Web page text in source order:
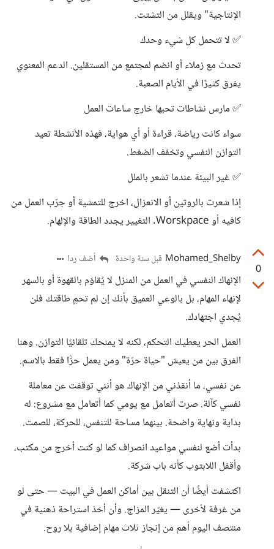
الإنتاجية" ويقلل من التشتت.
✅ لا تتحمل كل شيء وحدك
تحدث مع زملاء أو انضم لمجتمع من المستقلين. الدعم المعنوي
يفرق كثيرًا في الأيام الصعبة.
✅ مارس نشاطات تحبها خارج ساعات العمل
سواء كانت رياضة، قراءة أو أي هواية، فهذه الأنشطة تعيد
التوازن النفسي وتخفف الضغط.
✅ غير البيئة عندما تشعر بالملل
إذا شعرت بالروتين أو الانعزال، اخرج للتمشية أو جرّب العمل من
كافيه أو Worskpace. التغيير يجدد الطاقة والإلهام.
0
Mohamed_Shelby قبل سنة واحدة أضف ردا
الإنهاك النفسي في العمل من المنزل لا يُقاوَم بالقهوة أو بالسهر
لإنهاء المهام، بل بالوعي العميق بأنك إن لم تحمِ طاقتك فلن
يُجدي اجتهادك.
العمل الحر يعطيك التحكم، لكنه لا يمنحك تلقائيًا التوازن. وهنا
الفرق بين من يعيش "حياة حرّة" ومن يعمل حرًّا فقط بالاسم.
عن نفسي، ما أنقذني من الإنهاك هو أنني توقفت عن معاملة
نفسي كآلة. صرت أتعامل مع يومي كما أتعامل مع مشروع: له
بداية ونهاية واضحة. بينهما مساحة للتنفس، للحركة، للصمت.
بدأت أضع لنفسي مواعيد انصراف كما لو كنت أخرج من مكتب،
وأقفل اللابتوب كأنه باب شركة.
اكتشفت أيضًا أن التنقل بين أماكن العمل في البيت — حتى لو
من غرفة لأخرى — يغيّر المزاج. وأن أخذ استراحة ذهنية في
منتصف اليوم أهم من إنجاز ثلاث مهام إضافية بلا روح.